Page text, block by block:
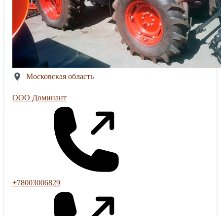
Московская область
ООО Доминант
+78003006829